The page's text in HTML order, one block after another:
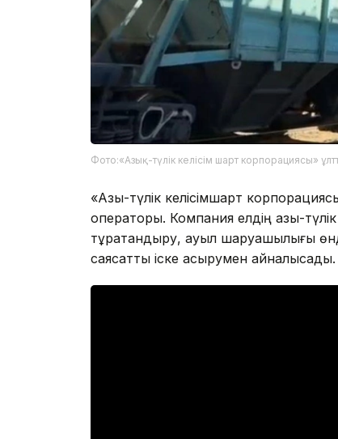
Фото:«Азық-түлік келісім шарт корпорациясы»
«Азық-түлік келісімшарт
операторы. Компания елдің азық-түлік
тұрақтандыру, ауыл шаруашылығы
саясатты іске асырумен айналысады.